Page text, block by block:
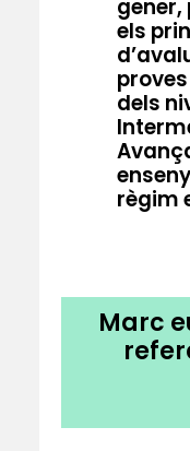
gener,
els
dels
règim
Marc